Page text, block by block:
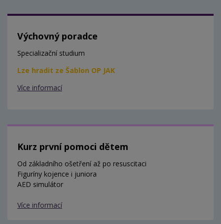
Výchovný poradce
Specializační studium
Lze hradit ze Šablon OP JAK
Více informací
Kurz první pomoci dětem
Od základního ošetření až po resuscitaci
Figuríny kojence i juniora
AED simulátor
Více informací